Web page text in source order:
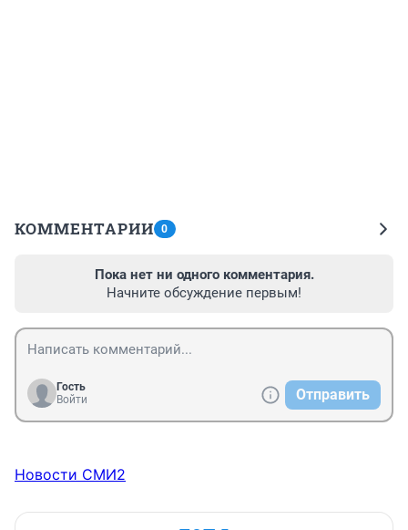
КОММЕНТАРИИ 0
Пока нет ни одного комментария.
Начните обсуждение первым!
Гость
Войти
Отправить
Новости СМИ2